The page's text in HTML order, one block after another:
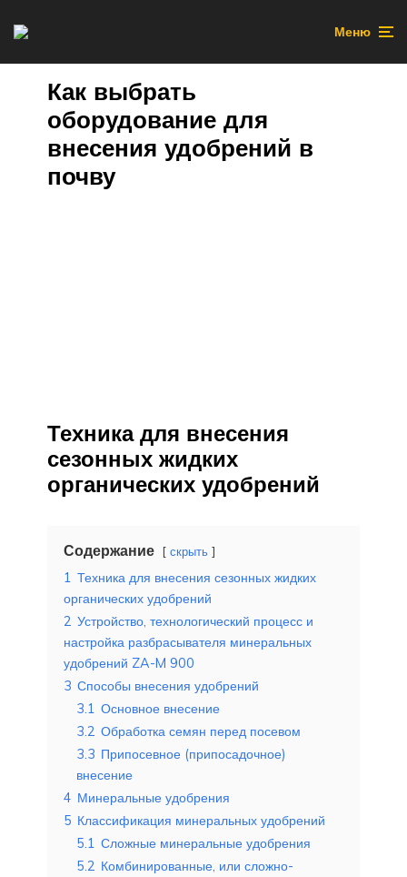
Меню
Как выбрать
оборудование для
внесения удобрений в
почву
Техника для внесения
сезонных жидких
органических удобрений
Содержание скрыть
1 Техника для внесения сезонных жидких
органических удобрений
2 Устройство, технологический процесс и
настройка разбрасывателя минеральных
удобрений ZA-M 900
3 Способы внесения удобрений
3.1 Основное внесение
3.2 Обработка семян перед посевом
3.3 Припосевное (припосадочное)
внесение
4 Минеральные удобрения
5 Классификация минеральных удобрений
5.1 Сложные минеральные удобрения
5.2 Комбинированные, или сложно-